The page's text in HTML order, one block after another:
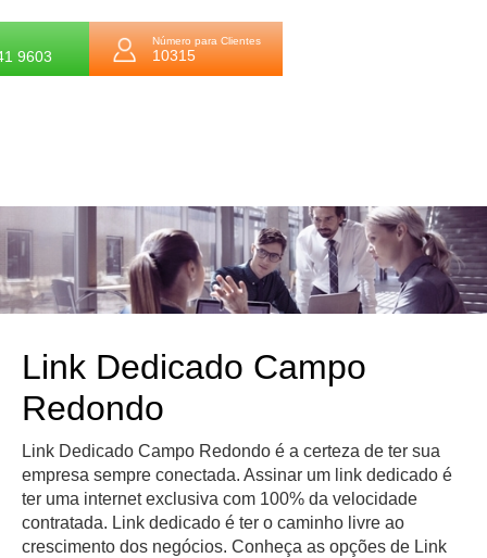
9603
Número para Clientes
10315
Link Dedicado Campo
Redondo
Link Dedicado Campo Redondo é a certeza de ter sua
empresa sempre conectada. Assinar um link dedicado é
ter uma internet exclusiva com 100% da velocidade
contratada. Link dedicado é ter o caminho livre ao
crescimento dos negócios. Conheça as opções de Link